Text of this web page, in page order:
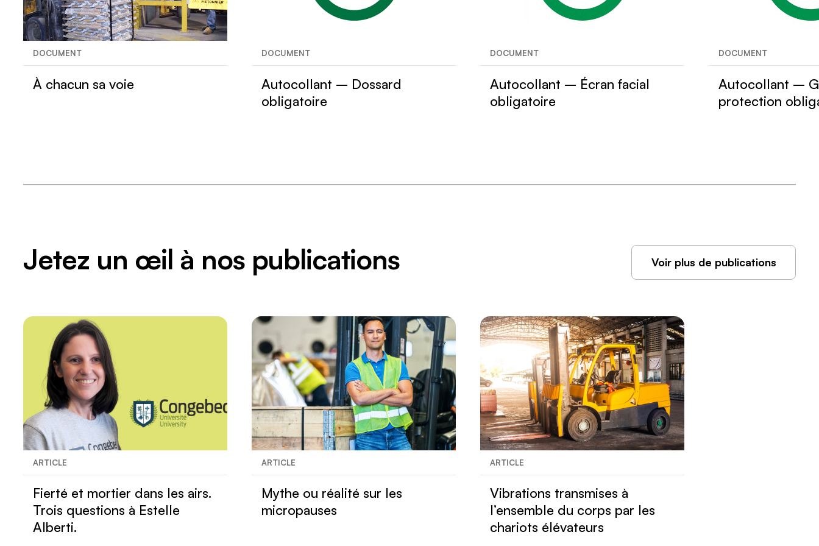
DOCUMENT
À chacun sa voie
DOCUMENT
Autocollant – Dossard
obligatoire
DOCUMENT
Autocollant – Écran facial
obligatoire
DOCUMENT
Autocollant –
protection
Jetez un œil à nos publications Voir plus de publications
ARTICLE
Fierté et mortier dans les airs.
Trois questions à Estelle
Alberti.
ARTICLE
Mythe ou réalité sur les
micropauses
ARTICLE
Vibrations transmises à
l’ensemble du corps par les
chariots élévateurs